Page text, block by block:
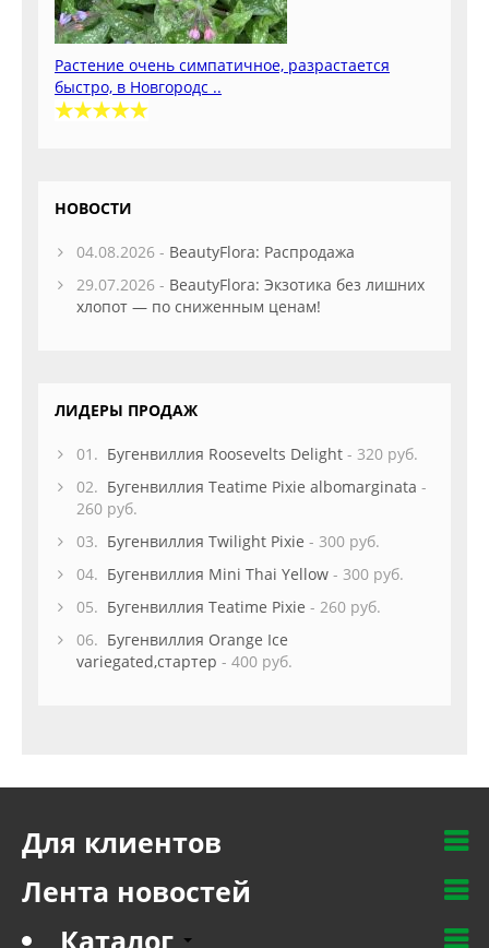
Растение очень симпатичное, разрастается
быстро, в Новгородс ..
НОВОСТИ
04.08.2026 - BeautyFlora: Распродажа
29.07.2026 - BeautyFlora: Экзотика без лишних
хлопот — по сниженным ценам!
ЛИДЕРЫ ПРОДАЖ
01. Бугенвиллия Roosevelts Delight - 320 руб.
02. Бугенвиллия Teatime Pixie albomarginata -
260 руб.
03. Бугенвиллия Twilight Pixie - 300 руб.
04. Бугенвиллия Mini Thai Yellow - 300 руб.
05. Бугенвиллия Teatime Pixie - 260 руб.
06. Бугенвиллия Orange Ice
variegated,стартер - 400 руб.
Для клиентов
Лента новостей